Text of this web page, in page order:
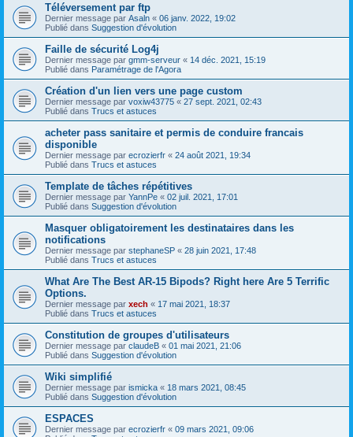
Téléversement par ftp
Dernier message par Asaln « 06 janv. 2022, 19:02
Publié dans Suggestion d'évolution
Faille de sécurité Log4j
Dernier message par gmm-serveur « 14 déc. 2021, 15:19
Publié dans Paramétrage de l'Agora
Création d'un lien vers une page custom
Dernier message par voxiw43775 « 27 sept. 2021, 02:43
Publié dans Trucs et astuces
acheter pass sanitaire et permis de conduire francais
disponible
Dernier message par ecrozierfr « 24 août 2021, 19:34
Publié dans Trucs et astuces
Template de tâches répétitives
Dernier message par YannPe « 02 juil. 2021, 17:01
Publié dans Suggestion d'évolution
Masquer obligatoirement les destinataires dans les
notifications
Dernier message par stephaneSP « 28 juin 2021, 17:48
Publié dans Trucs et astuces
What Are The Best AR-15 Bipods? Right here Are 5 Terrific
Options.
Dernier message par xech « 17 mai 2021, 18:37
Publié dans Trucs et astuces
Constitution de groupes d'utilisateurs
Dernier message par claudeB « 01 mai 2021, 21:06
Publié dans Suggestion d'évolution
Wiki simplifié
Dernier message par ismicka « 18 mars 2021, 08:45
Publié dans Suggestion d'évolution
ESPACES
Dernier message par ecrozierfr « 09 mars 2021, 09:06